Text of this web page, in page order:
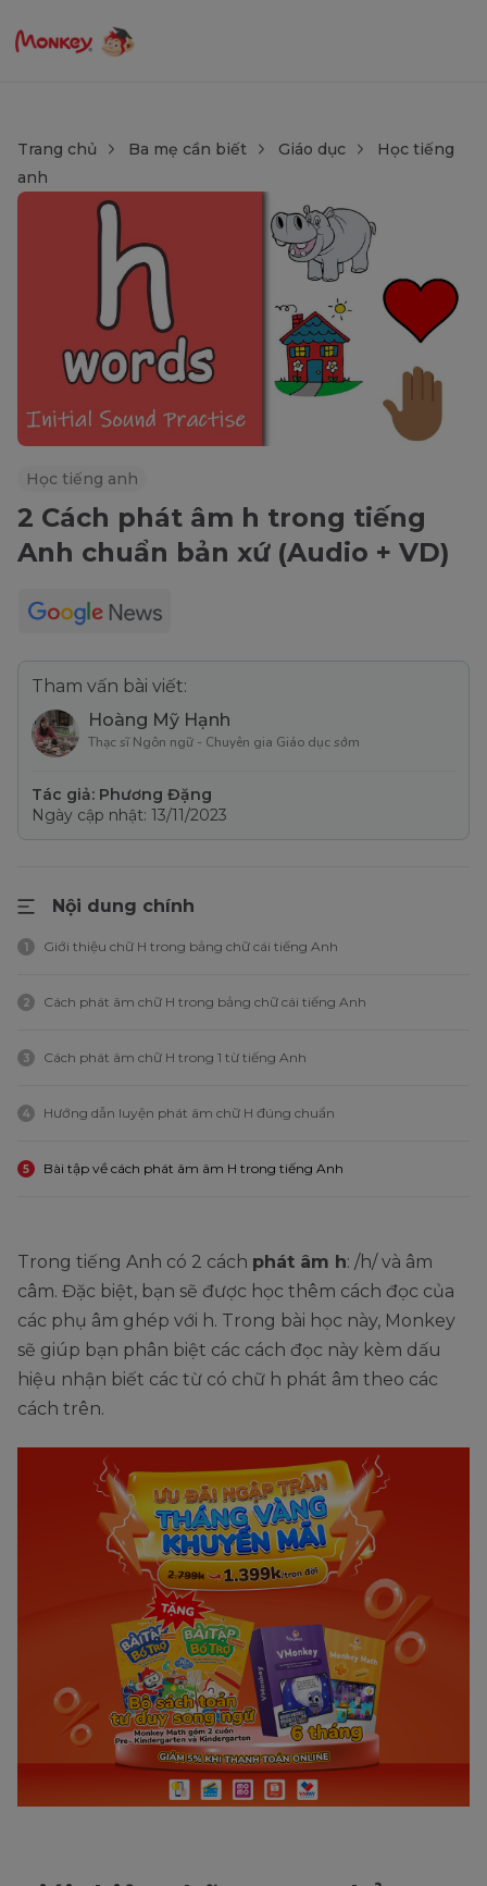
Trang chủ Ba mẹ cần biết Giáo dục
Học tiếng
anh
Học tiếng anh
2 Cách phát âm h trong tiếng
Anh chuẩn bản xứ (Audio + VD)
Tham vấn bài viết:
Hoàng Mỹ Hạnh
Thạc sĩ Ngôn ngữ - Chuyên gia Giáo dục sớm
Tác giả: Phương Đặng
Ngày cập nhật: 13/11/2023
Nội dung chính
1 Giới thiệu chữ H trong bảng chữ cái tiếng Anh
2 Cách phát âm chữ H trong bảng chữ cái tiếng Anh
3 Cách phát âm chữ H trong 1 từ tiếng Anh
4 Hướng dẫn luyện phát âm chữ H đúng chuẩn
5 Bài tập về cách phát âm âm H trong tiếng Anh
Trong tiếng Anh có 2 cách phát âm h: /h/ và âm
câm. Đặc biệt, bạn sẽ được học thêm cách đọc của
các phụ âm ghép với h. Trong bài học này, Monkey
sẽ giúp bạn phân biệt các cách đọc này kèm dấu
hiệu nhận biết các từ có chữ h phát âm theo các
cách trên.